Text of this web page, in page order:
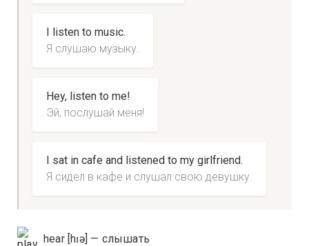
I listen to music.
Я слушаю музыку.
Hey, listen to me!
Эй, послушай меня!
I sat in cafe and listened to my girlfriend.
Я сидел в кафе и слушал свою девушку.
hear [hɪə] — слышать